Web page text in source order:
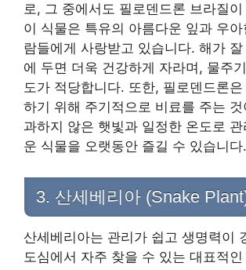
로, 그 중에서도 필로덴드론 브라질
이 식물은 특유의 아름다운 잎과 우
람들에게 사랑받고 있습니다. 해가
에 두면 더욱 건강하게 자라며, 물주
도가 적당합니다. 또한, 필로덴드론
하기 위해 주기적으로 비료를 주는
과하지 않은 햇빛과 일정한 온도로
운 식물을 오랫동안 즐길 수 있습니다.
3. 산세베리아 (Snake
산세베리아는 관리가 쉽고 생명력이
도심에서 자주 찾을 수 있는 대표적